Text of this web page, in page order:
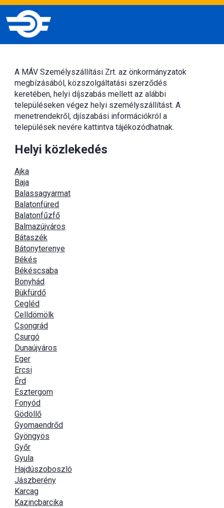
A MÁV Személyszállítási Zrt. az önkormányzatok
megbízásából, közszolgáltatási szerződés
keretében, helyi díjszabás mellett az alábbi
településeken végez helyi személyszállítást. A
menetrendekről, djíszabási információkról a
települések nevére kattintva tájékozódhatnak.
Helyi közlekedés
Ajka
Baja
Balassagyarmat
Balatonfüred
Balatonfűzfő
Balmazújváros
Bátaszék
Bátonyterenye
Békés
Békéscsaba
Bonyhád
Bükfürdő
Cegléd
Celldömölk
Csongrád
Csurgó
Dunaújváros
Eger
Ercsi
Érd
Esztergom
Fonyód
Gödöllő
Gyomaendrőd
Gyöngyös
Győr
Gyula
Hajdúszoboszló
Jászberény
Karcag
Kazincbarcika